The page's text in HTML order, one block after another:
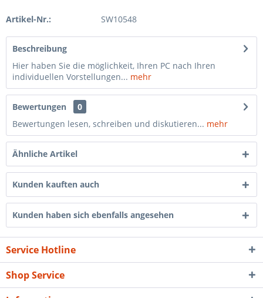
Artikel-Nr.: SW10548
Beschreibung
Hier haben Sie die möglichkeit, Ihren PC nach Ihren
individuellen Vorstellungen... mehr
Bewertungen
0
Bewertungen lesen, schreiben und diskutieren... mehr
Ähnliche Artikel
Kunden kauften auch
Kunden haben sich ebenfalls angesehen
Service Hotline
Shop Service